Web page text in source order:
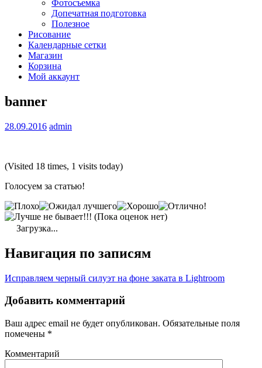
Фотосъемка
Допечатная подготовка
Полезное
Рисование
Календарные сетки
Магазин
Корзина
Мой аккаунт
banner
28.09.2016 admin
(Visited 18 times, 1 visits today)
Голосуем за статью!
(Пока оценок нет)
Загрузка...
Навигация по записям
Исправляем черный силуэт на фоне заката в Lightroom
Добавить комментарий
Ваш адрес email не будет опубликован. Обязательные поля
помечены *
Комментарий